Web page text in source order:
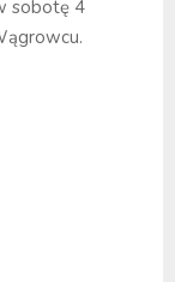
sobotę 4